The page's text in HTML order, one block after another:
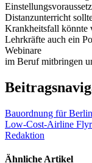
Distanzunterricht
Krankheitsfall könnte
Lehrkräfte auch ein
Webinare
im Beruf mitbringen
Bauordnung für
Low-Cost-Airline Flyr
Redaktion
Ähnliche Artikel